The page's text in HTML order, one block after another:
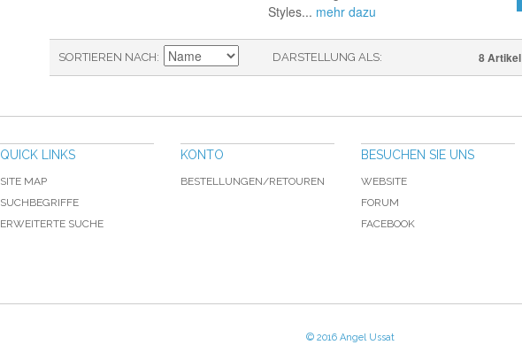
Styles... mehr dazu
DARSTELLUNG ALS
SORTIEREN NACH 8 Artikel
QUICK LINKS
SITE MAP
SUCHBEGRIFFE
ERWEITERTE SUCHE
KONTO
BESTELLUNGEN/RETOUREN
BESUCHEN SIE UNS
WEBSITE
FORUM
FACEBOOK
© 2016 Angel Ussat